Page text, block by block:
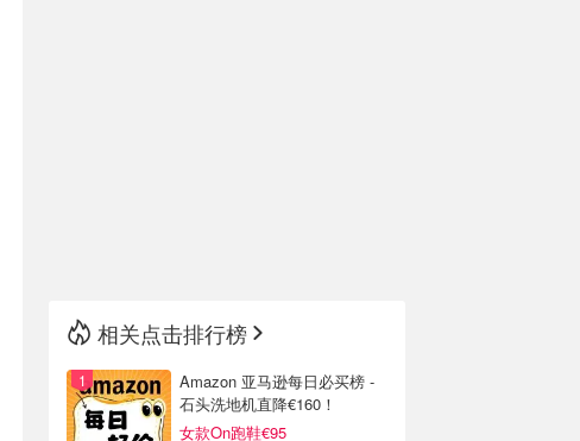
相关点击排行榜
Amazon 亚马逊每日必买榜 -
石头洗地机直降€160！
女款On跑鞋€95